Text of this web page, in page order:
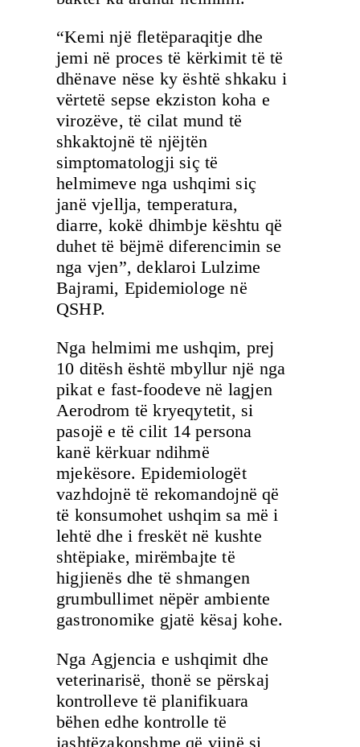
“Kemi një fletëparaqitje dhe
jemi në proces të kërkimit të të
dhënave nëse ky është shkaku i
vërtetë sepse ekziston koha e
virozëve, të cilat mund të
shkaktojnë të njëjtën
simptomatologji siç të
helmimeve nga ushqimi siç
janë vjellja, temperatura,
diarre, kokë dhimbje kështu që
duhet të bëjmë diferencimin se
nga vjen”, deklaroi Lulzime
Bajrami, Epidemiologe në
QSHP.
Nga helmimi me ushqim, prej
10 ditësh është mbyllur një nga
pikat e fast-foodeve në lagjen
Aerodrom të kryeqytetit, si
pasojë e të cilit 14 persona
kanë kërkuar ndihmë
mjekësore. Epidemiologët
vazhdojnë të rekomandojnë që
të konsumohet ushqim sa më i
lehtë dhe i freskët në kushte
shtëpiake, mirëmbajte të
higjienës dhe të shmangen
grumbullimet nëpër ambiente
gastronomike gjatë kësaj kohe.
Nga Agjencia e ushqimit dhe
veterinarisë, thonë se përskaj
kontrolleve të planifikuara
bëhen edhe kontrolle të
jashtëzakonshme që vijnë si